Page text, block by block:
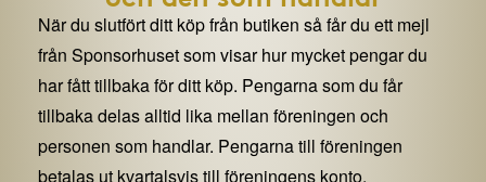
När du slutfört ditt köp från butiken så får du ett mejl
från Sponsorhuset som visar hur mycket pengar du
har fått tillbaka för ditt köp. Pengarna som du får
tillbaka delas alltid lika mellan föreningen och
personen som handlar. Pengarna till föreningen
betalas ut kvartalsvis till föreningens konto.